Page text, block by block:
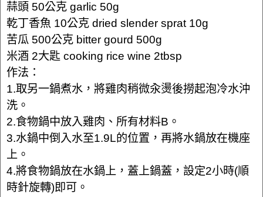
蒜頭 50公克 garlic 50g
乾丁香魚 10公克 dried slender sprat 10g
苦瓜 500公克 bitter gourd 500g
米酒 2大匙 cooking rice wine 2tbsp
作法：
1.取另一鍋煮水，將雞肉稍微汆燙後撈起泡冷水沖
洗。
2.食物鍋中放入雞肉、所有材料B。
3.水鍋中倒入水至1.9L的位置，再將水鍋放在機座
上。
4.將食物鍋放在水鍋上，蓋上鍋蓋，設定2小時(順
時針旋轉)即可。